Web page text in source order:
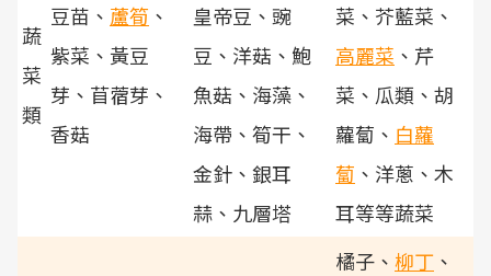
蔬
菜
類
豆苗、 蘆筍 、
紫菜、黃豆
芽、苜蓿芽、
香菇
皇帝豆、豌
豆、洋菇、鮑
魚菇、海藻、
海帶、筍干、
金針、銀耳
蒜、九層塔
菜、芥藍菜、
高麗菜 、芹
菜、瓜類、胡
蘿蔔、 白蘿
蔔 、洋蔥、木
耳等等蔬菜
橘子、 柳丁 、